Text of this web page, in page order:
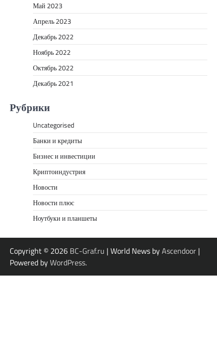
Май 2023
Апрель 2023
Декабрь 2022
Ноябрь 2022
Октябрь 2022
Декабрь 2021
Рубрики
Uncategorised
Банки и кредиты
Бизнес и инвестиции
Криптоиндустрия
Новости
Новости плюс
Ноутбуки и планшеты
Copyright © 2026 BC-Graf.ru | World News byAscendoor |
Powered byWordPress.